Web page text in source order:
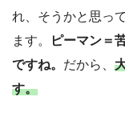
れ、そうかと思っ
ます。
ピーマン＝
ですね。 だから、
す。